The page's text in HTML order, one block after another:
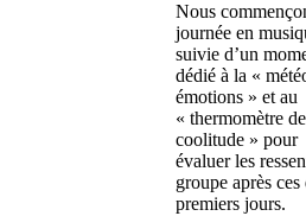
Nous
journée en
suivie d’un
dédié à la «
émotions » et au
« thermomètre
coolitude » pour
évaluer les
groupe après ces
premiers jours.